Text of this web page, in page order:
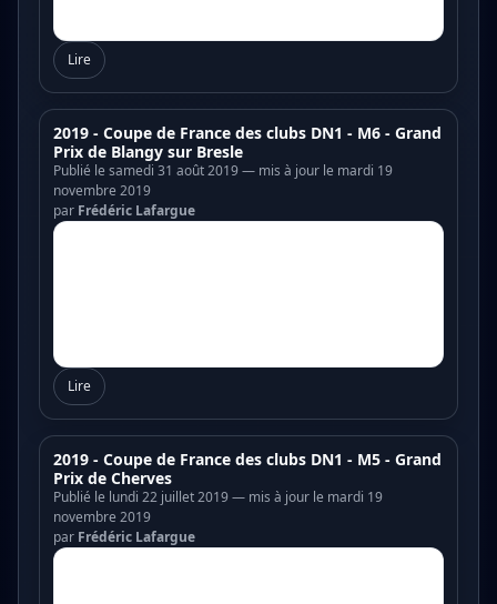
Lire
2019 - Coupe de France des clubs DN1 - M6 - Grand
Prix de Blangy sur Bresle
Publié le samedi 31 août 2019 — mis à jour le mardi 19
novembre 2019
par Frédéric Lafargue
Lire
2019 - Coupe de France des clubs DN1 - M5 - Grand
Prix de Cherves
Publié le lundi 22 juillet 2019 — mis à jour le mardi 19
novembre 2019
par Frédéric Lafargue